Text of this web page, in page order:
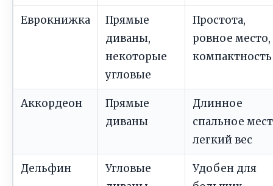
Еврокнижка
Прямые
диваны,
некоторые
угловые
Простота,
ровное место,
компактность
Аккордеон
Прямые
диваны
Длинное
спальное
легкий вес
Дельфин
Угловые
Удобен для